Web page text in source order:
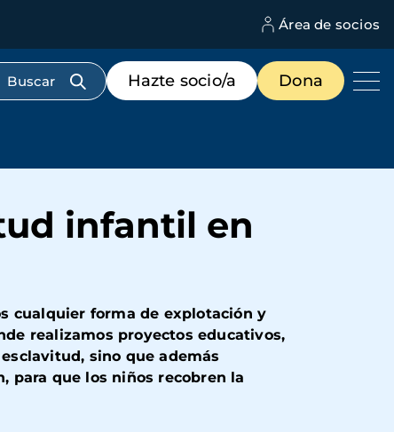
Área de socios
Menú
de
destacados
Hazte socio/a Dona
infantil en
cualquier forma de explotación y
realizamos proyectos educativos,
sino que además
para que los niños recobren la